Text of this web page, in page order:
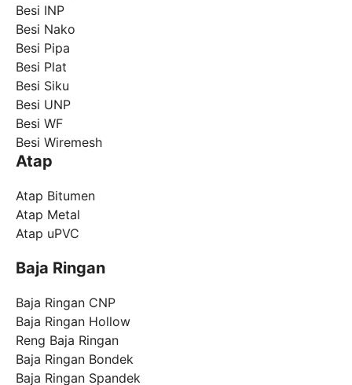
Besi INP
Besi Nako
Besi Pipa
Besi Plat
Besi Siku
Besi UNP
Besi WF
Besi Wiremesh
Atap
Atap Bitumen
Atap Metal
Atap uPVC
Baja Ringan
Baja Ringan CNP
Baja Ringan Hollow
Reng Baja Ringan
Baja Ringan Bondek
Baja Ringan Spandek